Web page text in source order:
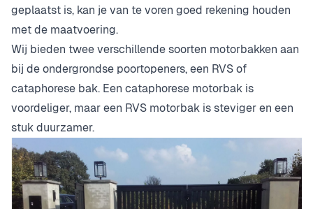
geplaatst is, kan je van te voren goed rekening houden
met de maatvoering.
Wij bieden twee verschillende soorten motorbakken aan
bij de ondergrondse poortopeners, een RVS of
cataphorese bak. Een cataphorese motorbak is
voordeliger, maar een RVS motorbak is steviger en een
stuk duurzamer.